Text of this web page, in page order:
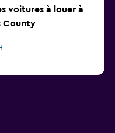
voitures à louer à
County